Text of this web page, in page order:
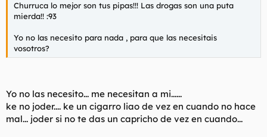
Churruca lo mejor son tus pipas!!! Las drogas son una puta
mierda!! :93
Yo no las necesito para nada , para que las necesitais
vosotros?
Yo no las necesito... me necesitan a mi......
ke no joder.... ke un cigarro liao de vez en cuando no hace
mal... joder si no te das un capricho de vez en cuando...